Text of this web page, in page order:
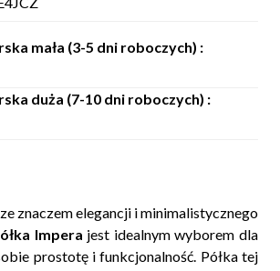
mała (3-5 dni roboczych) :
duża (7-10 dni roboczych) :
znaczem elegancji i minimalistycznego
Impera jest idealnym wyborem dla
prostotę i funkcjonalność. Półka tej